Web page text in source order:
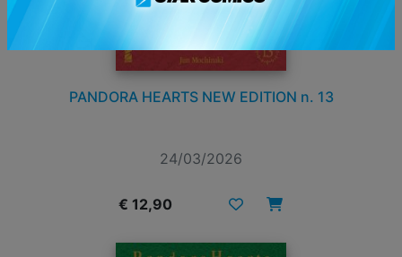
PANDORA HEARTS NEW EDITION n. 13
24/03/2026
€ 12,90